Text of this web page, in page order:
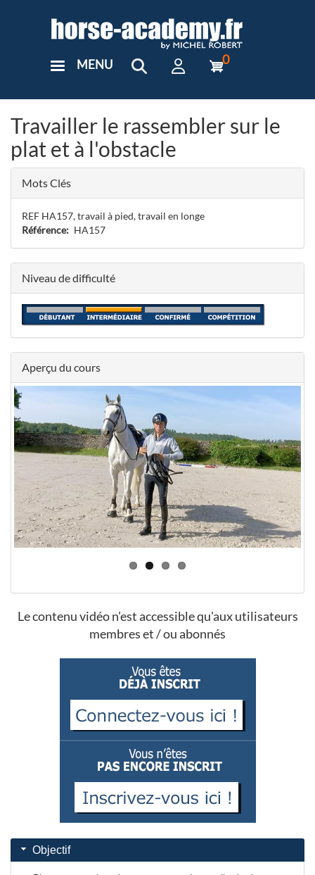
User
MENU 0
Travailler le rassembler sur le
plat et à l'obstacle
Mots Clés
REF HA157, travail à pied, travail en longe
Référence
HA157
Niveau de difficulté
Aperçu du cours
Le contenu vidéo n'est accessible qu'aux utilisateurs
membres et / ou abonnés
Objectif